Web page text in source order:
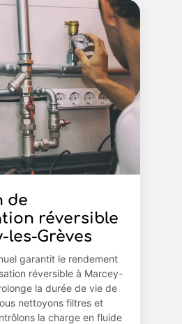
de
réversible
les-Grèves
garantit le rendement
réversible à Marcey-
la durée de vie de
nettoyons filtres et
la charge en fluide